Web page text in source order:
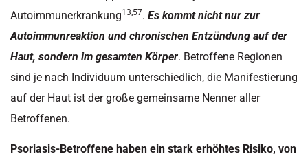
Autoimmunerkrankung13,57. Es kommt nicht nur zur
Autoimmunreaktion und chronischen Entzündung auf der
Haut, sondern im gesamten Körper. Betroffene Regionen
sind je nach Individuum unterschiedlich, die Manifestierung
auf der Haut ist der große gemeinsame Nenner aller
Betroffenen.
Psoriasis-Betroffene haben ein stark erhöhtes Risiko, von